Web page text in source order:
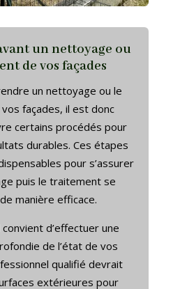
un nettoyage ou
de vos façades
un nettoyage ou le
façades, il est donc
certains procédés pour
durables. Ces étapes
pour s’assurer
puis le traitement se
manière efficace.
d’effectuer une
de l’état de vos
qualifié devrait
extérieures pour